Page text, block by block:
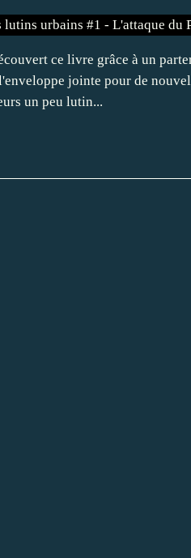
ce livre grâce à un
jointe pour de
un peu lutin...